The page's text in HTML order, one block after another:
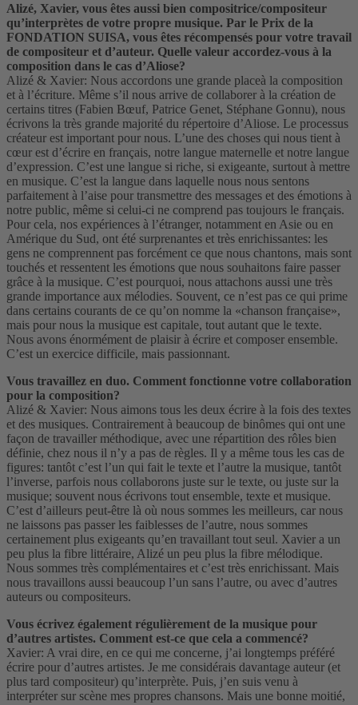
Alizé, Xavier, vous êtes aussi bien compositrice/compositeur
qu’interprètes de votre propre musique. Par le Prix de la
FONDATION SUISA, vous êtes récompensés pour votre travail
de compositeur et d’auteur. Quelle valeur accordez-vous à la
composition dans le cas d’Aliose?
Alizé & Xavier: Nous accordons une grande placeà la composition
et à l’écriture. Même s’il nous arrive de collaborer à la création de
certains titres (Fabien Bœuf, Patrice Genet, Stéphane Gonnu), nous
écrivons la très grande majorité du répertoire d’Aliose. Le processus
créateur est important pour nous. L’une des choses qui nous tient à
cœur est d’écrire en français, notre langue maternelle et notre langue
d’expression. C’est une langue si riche, si exigeante, surtout à mettre
en musique. C’est la langue dans laquelle nous nous sentons
parfaitement à l’aise pour transmettre des messages et des émotions à
notre public, même si celui-ci ne comprend pas toujours le français.
Pour cela, nos expériences à l’étranger, notamment en Asie ou en
Amérique du Sud, ont été surprenantes et très enrichissantes: les
gens ne comprennent pas forcément ce que nous chantons, mais sont
touchés et ressentent les émotions que nous souhaitons faire passer
grâce à la musique. C’est pourquoi, nous attachons aussi une très
grande importance aux mélodies. Souvent, ce n’est pas ce qui prime
dans certains courants de ce qu’on nomme la «chanson française»,
mais pour nous la musique est capitale, tout autant que le texte.
Nous avons énormément de plaisir à écrire et composer ensemble.
C’est un exercice difficile, mais passionnant.
Vous travaillez en duo. Comment fonctionne votre collaboration
pour la composition?
Alizé & Xavier: Nous aimons tous les deux écrire à la fois des textes
et des musiques. Contrairement à beaucoup de binômes qui ont une
façon de travailler méthodique, avec une répartition des rôles bien
définie, chez nous il n’y a pas de règles. Il y a même tous les cas de
figures: tantôt c’est l’un qui fait le texte et l’autre la musique, tantôt
l’inverse, parfois nous collaborons juste sur le texte, ou juste sur la
musique; souvent nous écrivons tout ensemble, texte et musique.
C’est d’ailleurs peut-être là où nous sommes les meilleurs, car nous
ne laissons pas passer les faiblesses de l’autre, nous sommes
certainement plus exigeants qu’en travaillant tout seul. Xavier a un
peu plus la fibre littéraire, Alizé un peu plus la fibre mélodique.
Nous sommes très complémentaires et c’est très enrichissant. Mais
nous travaillons aussi beaucoup l’un sans l’autre, ou avec d’autres
auteurs ou compositeurs.
Vous écrivez également régulièrement de la musique pour
d’autres artistes. Comment est-ce que cela a commencé?
Xavier: A vrai dire, en ce qui me concerne, j’ai longtemps préféré
écrire pour d’autres artistes. Je me considérais davantage auteur (et
plus tard compositeur) qu’interprète. Puis, j’en suis venu à
interpréter sur scène mes propres chansons. Mais une bonne moitié,